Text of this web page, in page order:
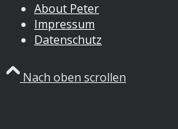
About Peter
Impressum
Datenschutz
Nach oben scrollen